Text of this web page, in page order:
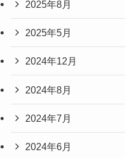
2025年8月
2025年5月
2024年12月
2024年8月
2024年7月
2024年6月